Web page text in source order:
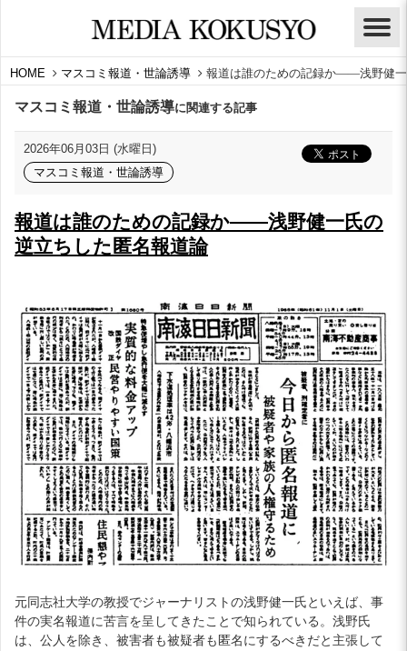
HOME マスコミ報道・世論誘導 報道は誰のための記録か――浅野健
マスコミ報道・世論誘導に関連する記事
2026年06月03日 (水曜日)
マスコミ報道・世論誘導
報道は誰のための記録か――浅野健一氏の
逆立ちした匿名報道論
元同志社大学の教授でジャーナリストの浅野健一氏といえば、事
件の実名報道に苦言を呈してきたことで知られている。浅野氏
は、公人を除き、被害者も被疑者も匿名にするべきだと主張して